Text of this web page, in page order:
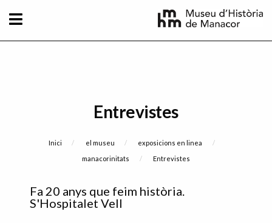
Entrevistes
Fil d'Ariadna
Inici el museu
exposicions en linea
manacorinitats
Current:
Entrevistes
Sidebar
menu
Fa 20 anys que feim història.
S'Hospitalet Vell